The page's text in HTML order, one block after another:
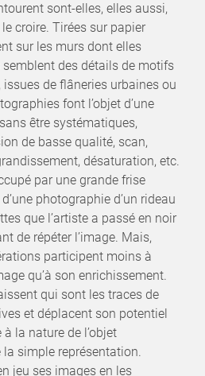
sont-elles, elles aussi,
croire. Tirées sur papier
sur les murs dont elles
des détails de motifs
issues de flâneries urbaines ou
font l’objet d’une
être systématiques,
de basse qualité, scan,
désaturation, etc.
par une grande frise
photographie d’un rideau
que l’artiste a passé en noir
de répéter l’image. Mais,
participent moins à
qu’à son enrichissement.
qui sont les traces de
et déplacent son potentiel
la nature de l’objet
simple représentation.
jeu ses images en les